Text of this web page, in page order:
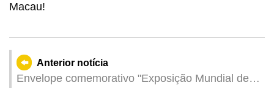
Macau!
Anterior notícia
Envelope comemorativo "Exposição Mundial de